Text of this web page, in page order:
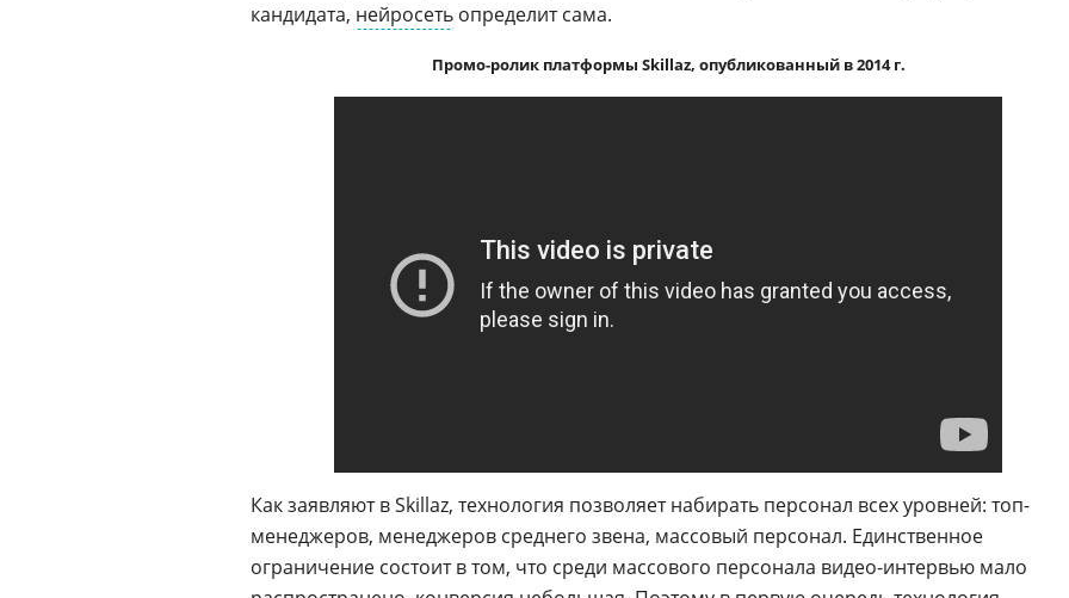
кандидата, нейросеть определит сама.
Промо-ролик платформы Skillaz, опубликованный в 2014 г.
Как заявляют в Skillaz, технология позволяет набирать персонал всех уровней: топ-
менеджеров, менеджеров среднего звена, массовый персонал. Единственное
ограничение состоит в том, что среди массового персонала видео-интервью мало